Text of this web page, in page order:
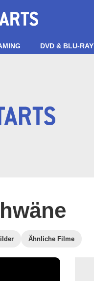
DVD & BLU-RAY
Ähnliche Filme